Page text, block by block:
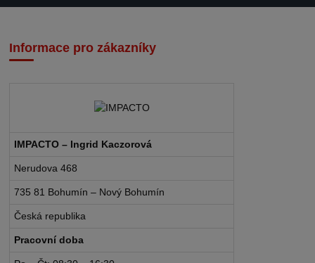
Informace pro zákazníky
IMPACTO – Ingrid Kaczorová
Nerudova 468
735 81 Bohumín – Nový Bohumín
Česká republika
Pracovní doba